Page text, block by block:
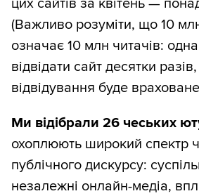
цих сайтів за квітень —
(Важливо розуміти, що 10
означає 10 млн читачів:
відвідати сайт десятки
відвідування буде
Ми відібрали 26 чеських
охоплюють широкий спектр
публічного дискурсу:
незалежні онлайн-медіа,